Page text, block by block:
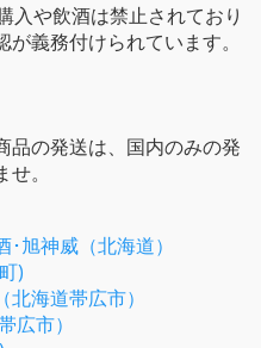
入や飲酒は禁止されており
義務付けられています。
品の発送は、国内のみの発
。
旭神威（北海道）
)
海道帯広市）
広市）